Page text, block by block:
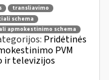
transliavimo
schema
apmokestinimo schema
Pridėtinės
PVM
ir televizijos